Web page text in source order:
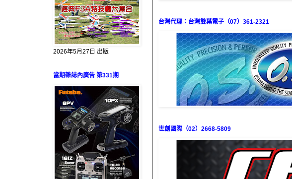
台灣代理：台灣雙葉電子（07）361-2321
世創國際（02）2668-5809
2026年5月27日 出版
當期雜誌內廣告 第331期